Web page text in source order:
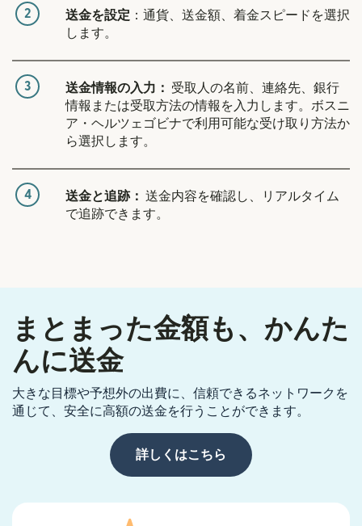
2 送金を設定 ：通貨、送金額、着金スピードを選択
します。
3 送金情報の入力：
受取人の名前、連絡先、銀行
情報または受取方法の情報を入力します。ボスニ
ア・ヘルツェゴビナで利用可能な受け取り方法か
ら選択します。
4 送金と追跡： 送金内容を確認し、リアルタイム
で追跡できます。
まとまった金額も、かんた
んに送金
大きな目標や予想外の出費に、信頼できるネットワークを
通じて、安全に高額の送金を行うことができます。
詳しくはこちら